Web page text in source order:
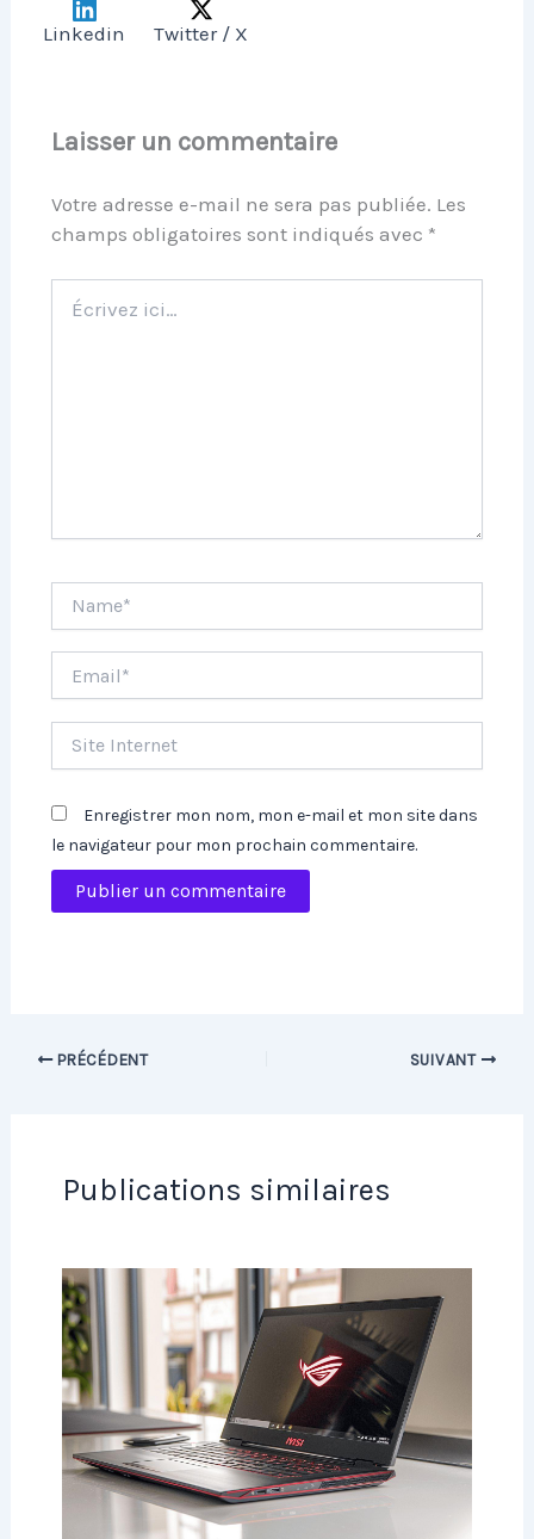
Linkedin Twitter / X
Laisser un commentaire
Votre adresse e-mail ne sera pas publiée. Les
champs obligatoires sont indiqués avec *
ici…
Internet
Enregistrer mon nom, mon e-mail et mon site dans
le navigateur pour mon prochain commentaire.
PRÉCÉDENT SUIVANT
Publications similaires